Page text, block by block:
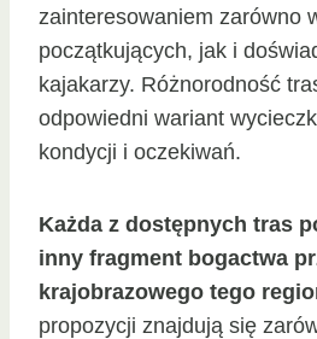
zainteresowaniem zarówno
początkujących, jak i
kajakarzy. Różnorodność
odpowiedni wariant
kondycji i oczekiwań.
Każda z dostępnych tras
inny fragment bogactwa
krajobrazowego tego
propozycji znajdują się